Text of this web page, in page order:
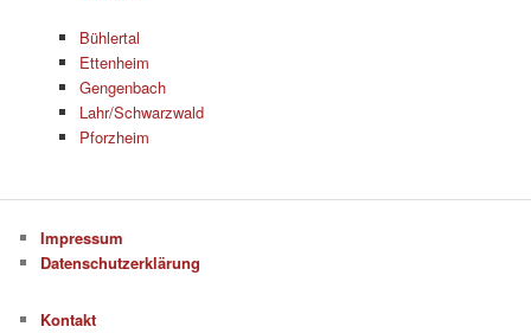
Bühlertal
Ettenheim
Gengenbach
Lahr/Schwarzwald
Pforzheim
Impressum
Datenschutzerklärung
Kontakt